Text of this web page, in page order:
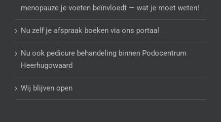
menopauze je voeten beïnvloedt — wat je moet weten!
Nu zelf je afspraak boeken via ons portaal
Nu ook pedicure behandeling binnen Podocentrum
Heerhugowaard
Wij blijven open